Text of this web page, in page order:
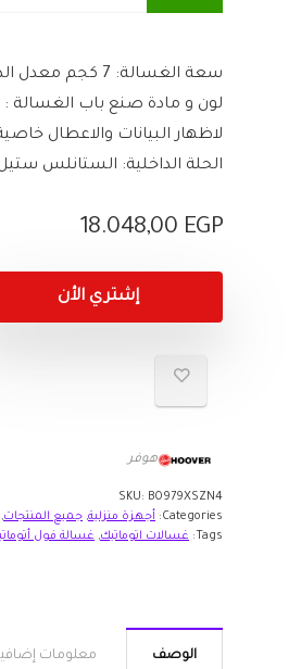
لاظهار البيانات والاعطال
الحلة الداخلية: الستانلس ستيل عرض الباب: 35 سم زاوية
18.048,00 EGP
إشتري الأن
هوفر
SKU: B0979XSZN4
Categories:
أجهزة منزلية, جميع المنتجات,
Tags:
غسالات اتوماتيك, غسالة فول
الوصف معلومات